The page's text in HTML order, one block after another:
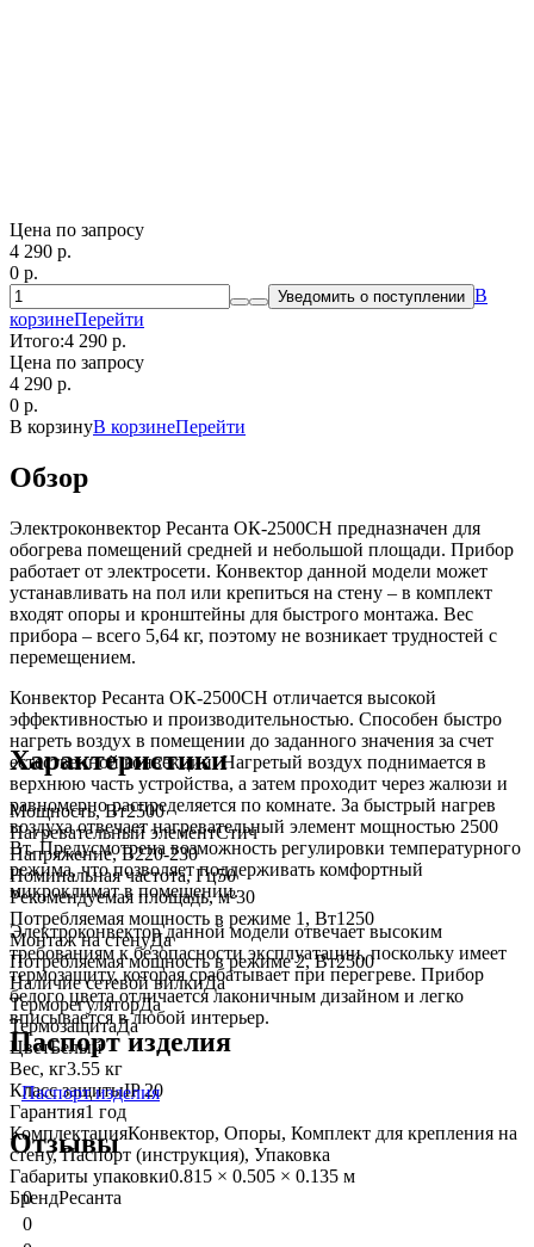
Цена по запросу
4 290 p.
0 p.
Уведомить о поступлении В
корзинеПерейти
Итого:4 290 p.
Цена по запросу
4 290 p.
0 p.
В корзинуВ корзинеПерейти
Обзор
Электроконвектор Ресанта ОК-2500СН предназначен для
обогрева помещений средней и небольшой площади. Прибор
работает от электросети. Конвектор данной модели может
устанавливать на пол или крепиться на стену – в комплект
входят опоры и кронштейны для быстрого монтажа. Вес
прибора – всего 5,64 кг, поэтому не возникает трудностей с
перемещением.
Конвектор Ресанта ОК-2500СН отличается высокой
эффективностью и производительностью. Способен быстро
нагреть воздух в помещении до заданного значения за счет
естественной конвекции. Нагретый воздух поднимается в
верхнюю часть устройства, а затем проходит через жалюзи и
равномерно распределяется по комнате. За быстрый нагрев
воздуха отвечает нагревательный элемент мощностью 2500
Вт. Предусмотрена возможность регулировки температурного
режима, что позволяет поддерживать комфортный
микроклимат в помещении.
Электроконвектор данной модели отвечает высоким
требованиям к безопасности эксплуатации, поскольку имеет
термозащиту, которая срабатывает при перегреве. Прибор
белого цвета отличается лаконичным дизайном и легко
вписывается в любой интерьер.
Характеристики
Мощность, Вт2500
Нагревательный элементСтич
Напряжение, В220-230
Номинальная частота, Гц50
Рекомендуемая площадь, м²30
Потребляемая мощность в режиме 1, Вт1250
Монтаж на стенуДа
Потребляемая мощность в режиме 2, Вт2500
Наличие сетевой вилкиДа
ТерморегуляторДа
ТермозащитаДа
ЦветБелый
Вес, кг3.55 кг
Класс защитыIP 20
Гарантия1 год
КомплектацияКонвектор, Опоры, Комплект для крепления на
стену, Паспорт (инструкция), Упаковка
Габариты упаковки0.815 × 0.505 × 0.135 м
БрендРесанта
Паспорт изделия
Паспорт изделия
Отзывы
0
0